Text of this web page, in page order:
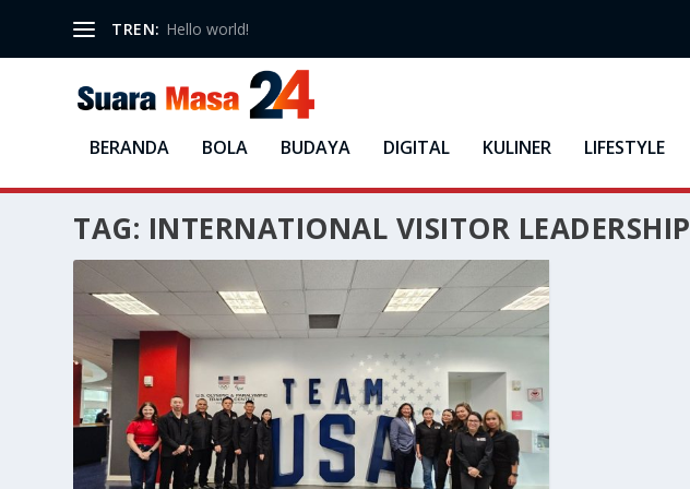
TREN: Hello world!
BERANDA BOLA BUDAYA DIGITAL KULINER LIFESTYLE
TAG: INTERNATIONAL VISITOR LEADERSHIP